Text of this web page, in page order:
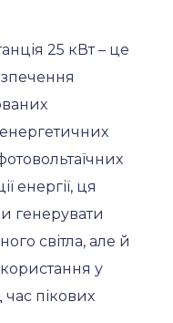
25 кВт – це
енергії, ця
генерувати
світла, але й
у
пікових